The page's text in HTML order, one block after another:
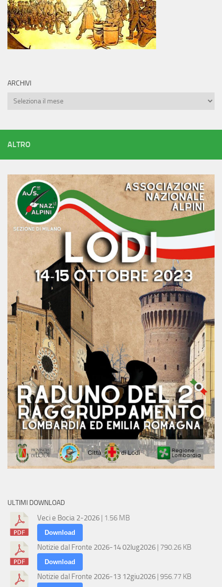
ARCHIVI
Archivi
ALTRO
ULTIMI DOWNLOAD
Veci e Bocia 2-2026 | 1.56 MB
Download
Notizie dal Fronte 2026-14 02lug2026 | 790.26 KB
Download
Notizie dal Fronte 2026-13 12giu2026 | 956.77 KB